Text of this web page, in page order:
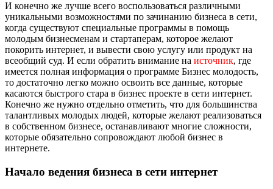
И конечно же лучше всего воспользоваться различными
уникальными возможностями по зачинанию бизнеса в сети,
когда существуют специальные программы в помощь
молодым бизнесменам и стартаперам, которое желают
покорить интернет, и вывести свою услугу или продукт на
всеобщий суд. И если обратить внимание на источник, где
имеется полная информация о программе Бизнес молодость,
то достаточно легко можно освоить все данные, которые
касаются быстрого стара в бизнес проекте в сети интернет.
Конечно же нужно отдельно отметить, что для большинства
талантливых молодых людей, которые желают реализоваться
в собственном бизнесе, останавливают многие сложности,
которые обязательно сопровождают любой бизнес в
интернете.
Начало ведения бизнеса в сети интернет